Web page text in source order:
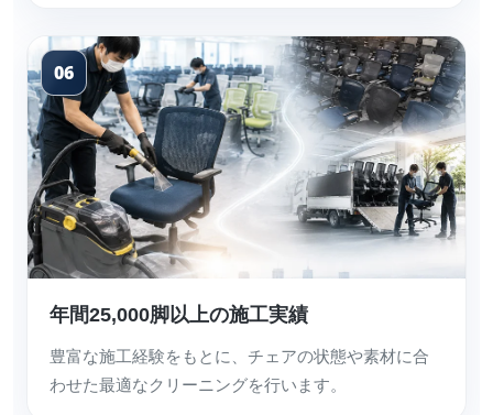
06
年間25,000脚以上の施工実績
豊富な施工経験をもとに、チェアの状態や素材に合
わせた最適なクリーニングを行います。